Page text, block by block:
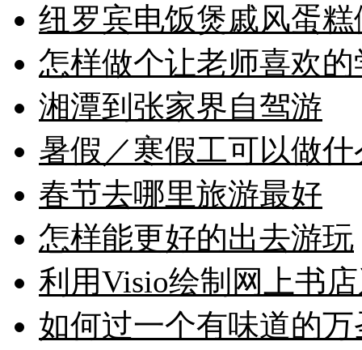
纽罗宾电饭煲戚风蛋糕
怎样做个让老师喜欢的
湘潭到张家界自驾游
暑假／寒假工可以做什
春节去哪里旅游最好
怎样能更好的出去游玩
利用Visio绘制网上书
如何过一个有味道的万